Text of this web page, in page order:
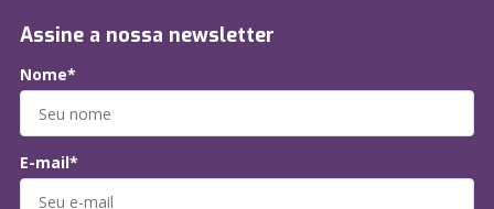
Assine a nossa newsletter
Nome*
E-mail*